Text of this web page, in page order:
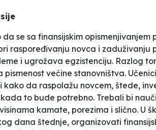
se sa finansijskim
raspoređivanju novca i zaduživanju
i ugrožava egzistenciju. Razlog
pismenost većine stanovništva.
kako da raspolažu novcem, štede,
to bude potrebno. Trebali bi
kamate, porezima i slično. U
dana štednje, organizovati